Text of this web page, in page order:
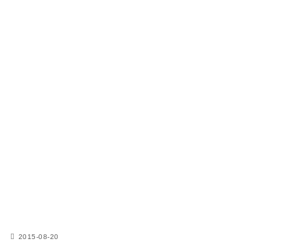
2015-08-20